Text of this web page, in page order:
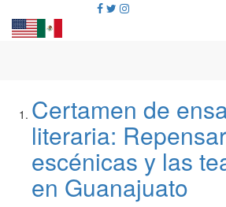
Certamen de
literaria:
escénicas y las
en Guanajuato